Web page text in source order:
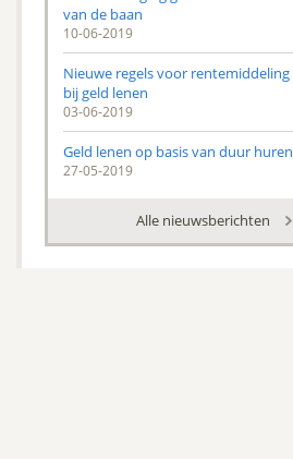
van de baan
10-06-2019
Nieuwe regels voor rentemiddeling
bij geld lenen
03-06-2019
Geld lenen op basis van duur huren
27-05-2019
Alle nieuwsberichten